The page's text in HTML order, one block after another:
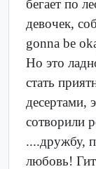
бегает по
девочек,
gonna be
Но это
стать
десертами,
сотворили
....дружбу,
любовь!